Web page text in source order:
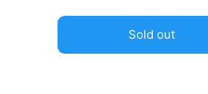
Sold out